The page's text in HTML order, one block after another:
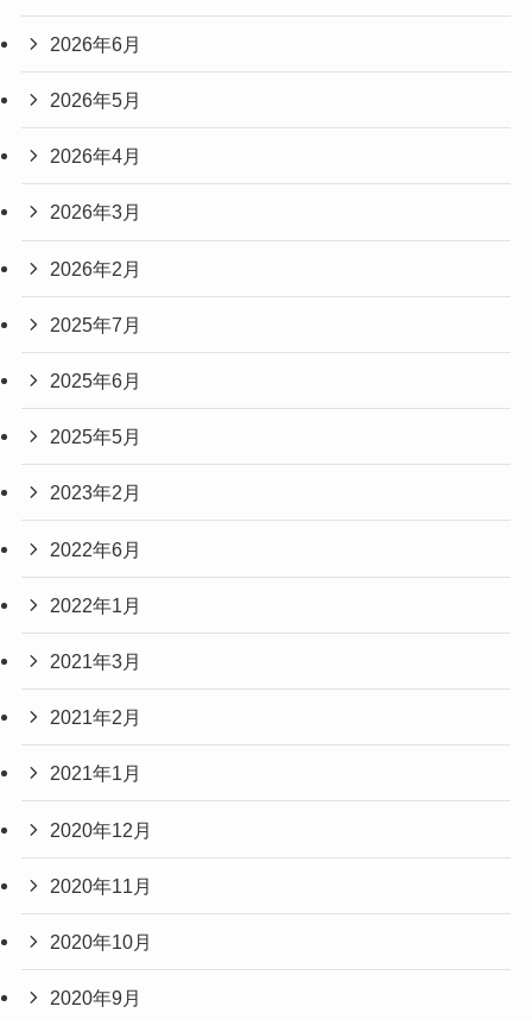
2026年6月
2026年5月
2026年4月
2026年3月
2026年2月
2025年7月
2025年6月
2025年5月
2023年2月
2022年6月
2022年1月
2021年3月
2021年2月
2021年1月
2020年12月
2020年11月
2020年10月
2020年9月